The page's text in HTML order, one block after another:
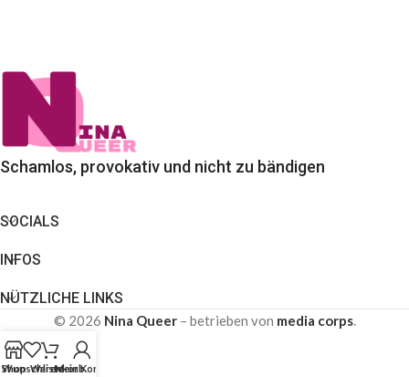
Schamlos, provokativ und nicht zu bändigen
SOCIALS
INFOS
NÜTZLICHE LINKS
© 2026 Nina Queer– betrieben von media corps.
Shop
Wunschliste
Warenkorb
Mein Konto